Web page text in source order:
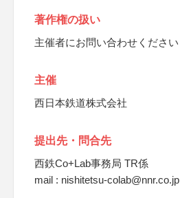
著作権の扱い
主催者にお問い合わせください
主催
西日本鉄道株式会社
提出先・問合先
西鉄Co+Lab事務局 TR係
mail : nishitetsu-colab@nnr.co.jp